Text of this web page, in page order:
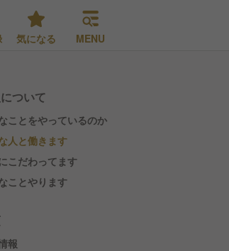
気になる MENU
ついて
ことをやっているのか
人と働きます
こだわってます
ことやります
報